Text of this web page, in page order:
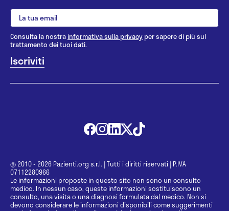
Consulta la nostrainformativa sulla privacy per sapere di più sul
trattamento dei tuoi dati.
@ 2010 - 2026 Pazienti.org s.r.l. | Tutti i diritti riservati | P.IVA
07112280966
Le informazioni proposte in questo sito non sono un consulto
medico. In nessun caso, queste informazioni sostituiscono un
consulto, una visita o una diagnosi formulata dal medico. Non si
devono considerare le informazioni disponibili come suggerimenti